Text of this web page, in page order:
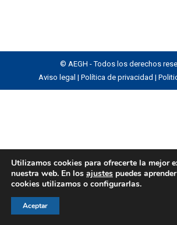
© AEGH - Todos los derechos
Aviso legal | Política de privacidad |
Utilizamos cookies para ofrecerte la mejor
nuestra web. En los ajustes puedes
cookies utilizamos o configurarlas.
Aceptar